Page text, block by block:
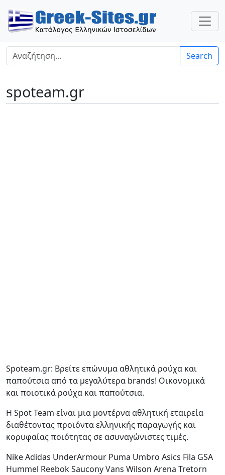
Search
spoteam.gr
Spoteam.gr: Βρείτε επώνυμα αθλητικά ρούχα και
παπούτσια από τα μεγαλύτερα brands! Οικονομικά
και ποιοτικά ρούχα και παπούτσια.
Η Spot Team είναι μια μοντέρνα αθλητική εταιρεία
διαθέτοντας προϊόντα ελληνικής παραγωγής και
κορυφαίας ποιότητας σε ασυναγώνιστες τιμές.
Nike Adidas UnderArmour Puma Umbro Asics Fila GSA
Hummel Reebok Saucony Vans Wilson Arena Tretorn